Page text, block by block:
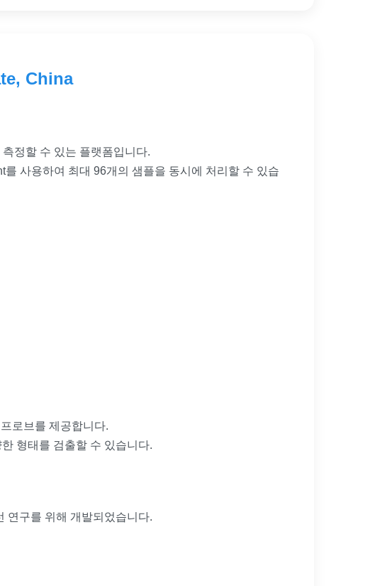
China
정할 수 있는 플랫폼입니다.
사용하여 최대 96개의 샘플을 동시에 처리할 수 있습
로브를 제공합니다.
형태를 검출할 수 있습니다.
연구를 위해 개발되었습니다.